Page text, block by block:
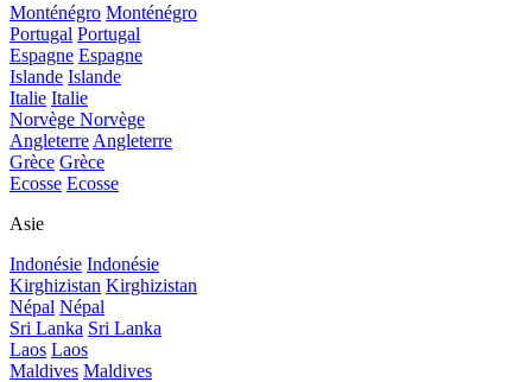
Monténégro Monténégro
Portugal Portugal
Espagne Espagne
Islande Islande
Italie Italie
Norvège Norvège
Angleterre Angleterre
Grèce Grèce
Ecosse Ecosse
Asie
Indonésie Indonésie
Kirghizistan Kirghizistan
Népal Népal
Sri Lanka Sri Lanka
Laos Laos
Maldives Maldives